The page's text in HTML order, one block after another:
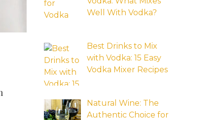
Well With Vodka?
Best Drinks to Mix
with Vodka: 15 Easy
Vodka Mixer Recipes
Natural Wine: The
Authentic Choice for